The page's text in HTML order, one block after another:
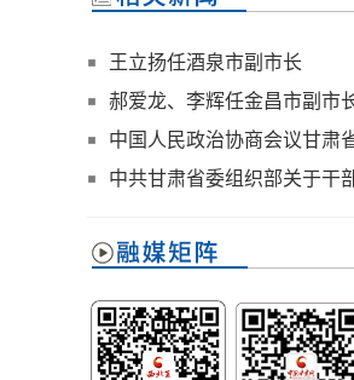
王立扬任酒泉市副市长
郝爱龙、李辉任金昌市副市
中国人民政治协商会议甘肃
中共甘肃省委组织部关于干